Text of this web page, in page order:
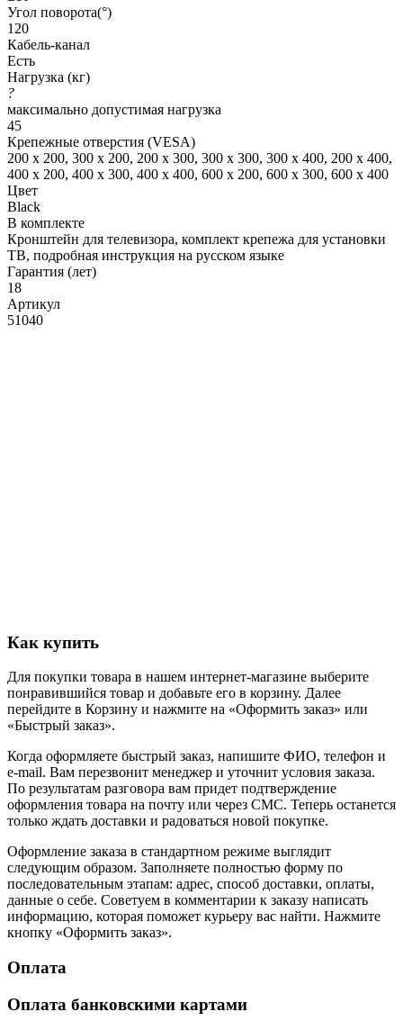
Угол поворота(°)
120
Кабель-канал
Есть
Нагрузка (кг)
?
максимально допустимая нагрузка
45
Крепежные отверстия (VESA)
200 x 200, 300 x 200, 200 x 300, 300 x 300, 300 x 400, 200 x 400,
400 x 200, 400 x 300, 400 x 400, 600 x 200, 600 x 300, 600 x 400
Цвет
Black
В комплекте
Кронштейн для телевизора, комплект крепежа для установки
ТВ, подробная инструкция на русском языке
Гарантия (лет)
18
Артикул
51040
Как купить
Для покупки товара в нашем интернет-магазине выберите
понравившийся товар и добавьте его в корзину. Далее
перейдите в Корзину и нажмите на «Оформить заказ» или
«Быстрый заказ».
Когда оформляете быстрый заказ, напишите ФИО, телефон и
e-mail. Вам перезвонит менеджер и уточнит условия заказа.
По результатам разговора вам придет подтверждение
оформления товара на почту или через СМС. Теперь останется
только ждать доставки и радоваться новой покупке.
Оформление заказа в стандартном режиме выглядит
следующим образом. Заполняете полностью форму по
последовательным этапам: адрес, способ доставки, оплаты,
данные о себе. Советуем в комментарии к заказу написать
информацию, которая поможет курьеру вас найти. Нажмите
кнопку «Оформить заказ».
Оплата
Оплата банковскими картами